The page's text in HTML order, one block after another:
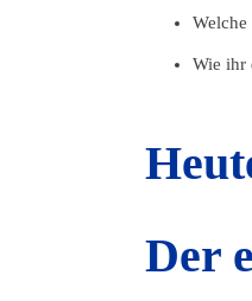
Wie ihr
Der